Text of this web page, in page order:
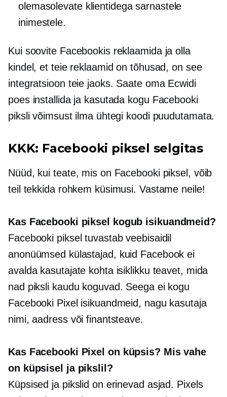
olemasolevate klientidega sarnastele
inimestele.
Kui soovite Facebookis reklaamida ja olla
kindel, et teie reklaamid on tõhusad, on see
integratsioon teie jaoks. Saate oma Ecwidi
poes installida ja kasutada kogu Facebooki
piksli võimsust ilma ühtegi koodi puudutamata.
KKK: Facebooki piksel selgitas
Nüüd, kui teate, mis on Facebooki piksel, võib
teil tekkida rohkem küsimusi. Vastame neile!
Kas Facebooki piksel kogub isikuandmeid?
Facebooki piksel tuvastab veebisaidil
anonüümsed külastajad, kuid Facebook ei
avalda kasutajate kohta isiklikku teavet, mida
nad piksli kaudu koguvad. Seega ei kogu
Facebooki Pixel isikuandmeid, nagu kasutaja
nimi, aadress või finantsteave.
Kas Facebooki Pixel on küpsis? Mis vahe
on küpsisel ja pikslil?
Küpsised ja pikslid on erinevad asjad. Pixels